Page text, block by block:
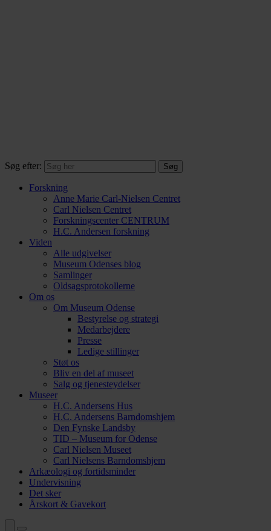
Søg efter:
Forskning
Anne Marie Carl-Nielsen Centret
Carl Nielsen Centret
Forsknings­center CENTRUM
H.C. Andersen forskning
Viden
Alle udgivelser
Museum Odenses blog
Samlinger
Oldsagsprotokollerne
Om os
Om Museum Odense
Bestyrelse og strategi
Medarbejdere
Presse
Ledige stillinger
Støt os
Bliv en del af museet
Salg og tjenesteydelser
Museer
H.C. Andersens Hus
H.C. Andersens Barndomshjem
Den Fynske Landsby
TID – Museum for Odense
Carl Nielsen Museet
Carl Nielsens Barndomshjem
Arkæologi og fortidsminder
Undervisning
Det sker
Årskort & Gavekort